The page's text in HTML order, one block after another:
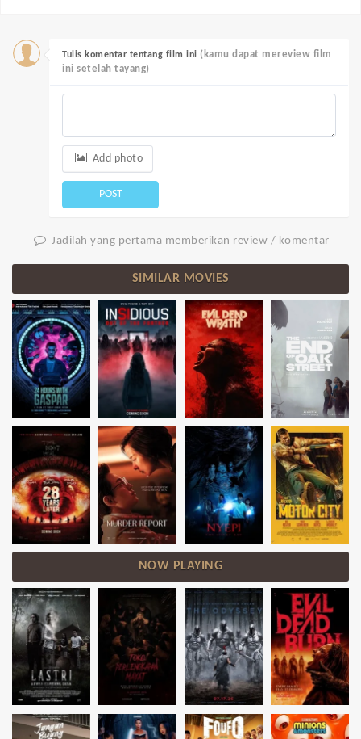
Tulis komentar tentang film ini (kamu dapat mereview film
ini setelah tayang)
Add photo
POST
Jadilah yang pertama memberikan review / komentar
SIMILAR MOVIES
NOW PLAYING